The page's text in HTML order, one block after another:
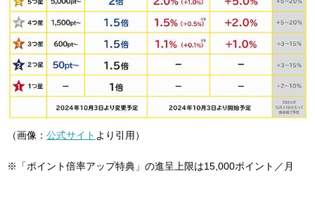
（画像： 公式サイト より引用）
※「ポイント倍率アップ特典」の進呈上限は15,000ポイント／月